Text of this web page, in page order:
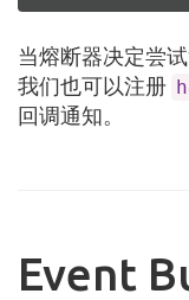
当熔断器决定尝
我们也可以注册
回调通知。
Event